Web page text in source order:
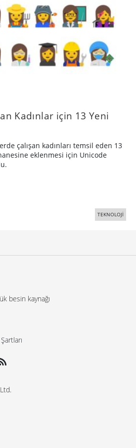
Kadınlar için 13 Yeni
çalışan kadınları temsil eden 13
eklenmesi için Unicode
TEKNOLOJİ
besin kaynağı